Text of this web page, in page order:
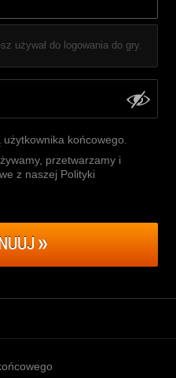
używał do logowania do gry.
użytkownika końcowego
przetwarzamy i
z naszej Polityki